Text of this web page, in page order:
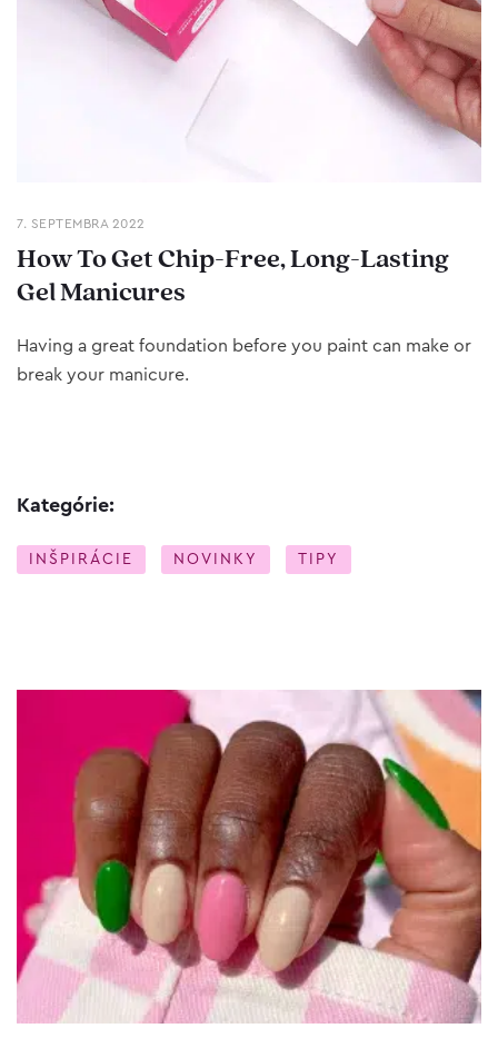
7. SEPTEMBRA 2022
How To Get Chip-Free, Long-Lasting
Gel Manicures
Having a great foundation before you paint can make or
break your manicure.
Kategórie:
INŠPIRÁCIE NOVINKY TIPY